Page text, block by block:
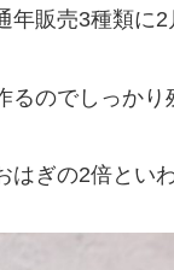
販売3種類に
のでしっかり
ぎの2倍とい